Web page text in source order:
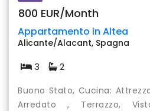
800 EUR/Month
Appartamento in Altea
Alicante/Alacant, Spagna
3 2
Buono Stato, Cucina:
Arredato , Terrazzo,